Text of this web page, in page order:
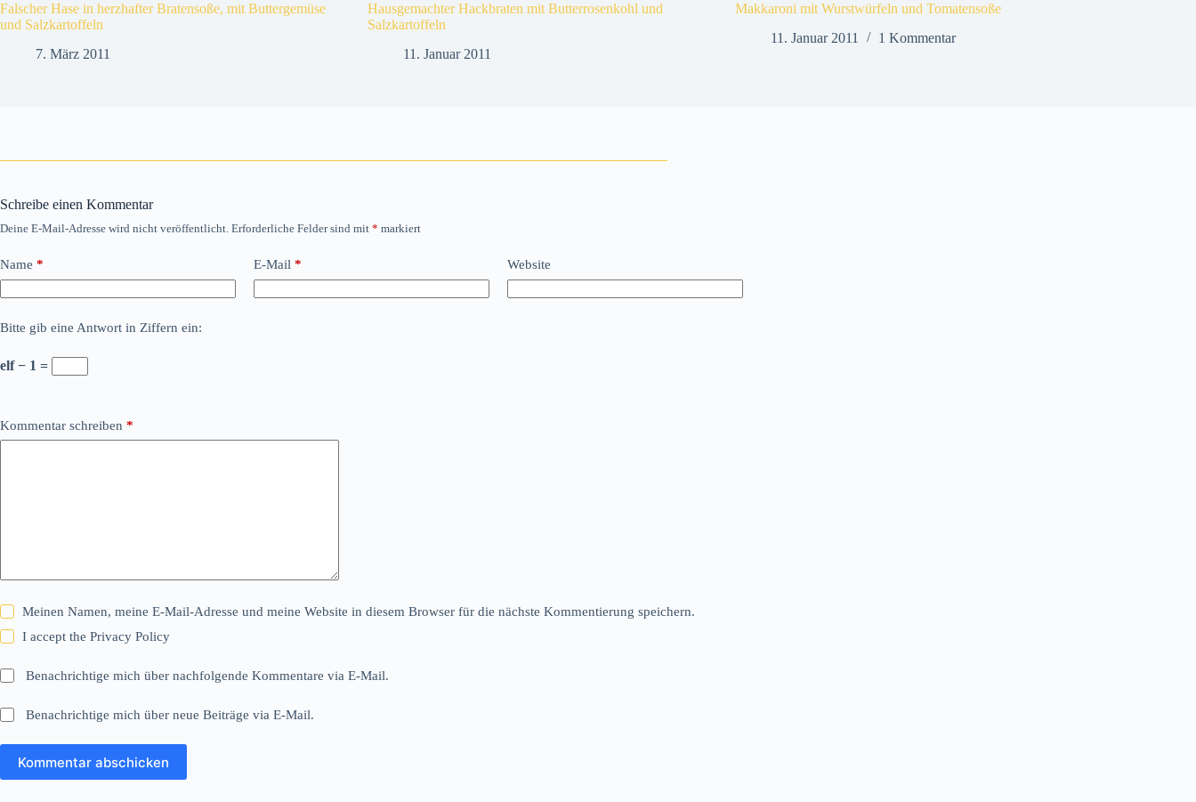
Falscher Hase in herzhafter Bratensoße, mit Buttergemüse
und Salzkartoffeln
7. März 2011
Hausgemachter Hackbraten mit Butterrosenkohl und
Salzkartoffeln
11. Januar 2011
Makkaroni mit Wurstwürfeln und Tomatensoße
11. Januar 2011
1 Kommentar
Schreibe einen Kommentar
Deine E-Mail-Adresse wird nicht veröffentlicht. Erforderliche Felder sind mit * markiert
Name * E-Mail * Website
Bitte gib eine Antwort in Ziffern ein:
elf − 1 =
Kommentar schreiben *
Meinen Namen, meine E-Mail-Adresse und meine Website in diesem Browser für die nächste Kommentierung speichern.
I accept thePrivacy Policy
Benachrichtige mich über nachfolgende Kommentare via E-Mail.
Benachrichtige mich über neue Beiträge via E-Mail.
Kommentar abschicken